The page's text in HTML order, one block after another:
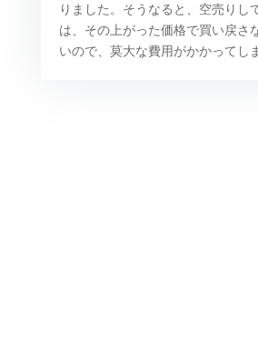
りました。そうなると、空売りし
は、その上がった価格で買い戻さ
いので、莫大な費用がかかってし